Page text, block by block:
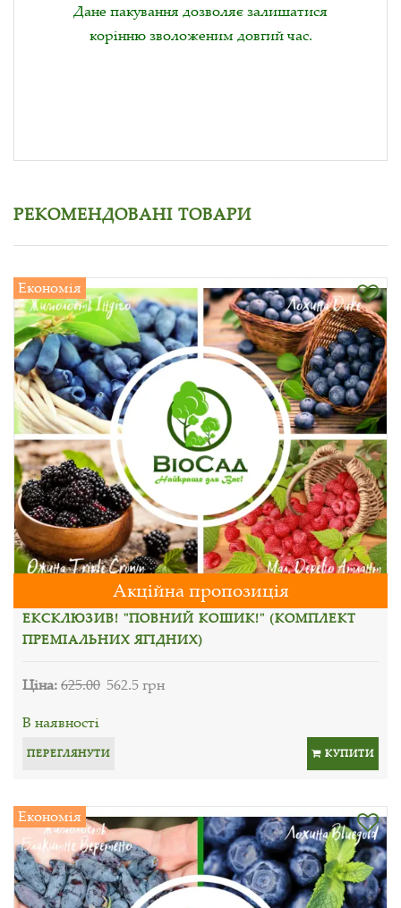
Дане пакування дозволяє залишатися
корінню зволоженим довгий час.
РЕКОМЕНДОВАНІ ТОВАРИ
Економія
Акційна пропозиція
ЕКСКЛЮЗИВ! "ПОВНИЙ КОШИК!" (КОМПЛЕКТ
ПРЕМІАЛЬНИХ ЯГІДНИХ)
Ціна:625.00 562.5 грн
В наявності
ПЕРЕГЛЯНУТИ КУПИТИ
Економія